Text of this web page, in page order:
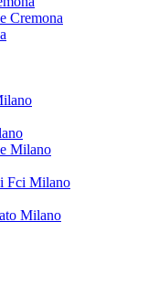
Cremona
Milano
Fci Milano
Milano